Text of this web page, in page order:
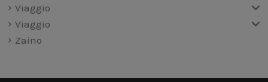
Viaggio
Viaggio
Zaino